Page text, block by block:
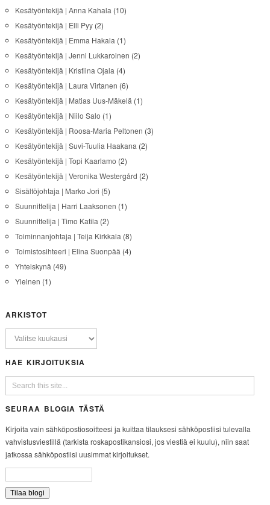
Kesätyöntekijä | Anna Kahala (10)
Kesätyöntekijä | Elli Pyy(2)
Kesätyöntekijä | Emma Hakala (1)
Kesätyöntekijä | Jenni Lukkaroinen (2)
Kesätyöntekijä | Kristiina Ojala (4)
Kesätyöntekijä | Laura Virtanen (6)
Kesätyöntekijä | Matias Uus-Mäkelä (1)
Kesätyöntekijä | Niilo Salo (1)
Kesätyöntekijä | Roosa-Maria Peltonen (3)
Kesätyöntekijä | Suvi-Tuulia Haakana (2)
Kesätyöntekijä | Topi Kaarlamo (2)
Kesätyöntekijä | Veronika Westergård (2)
Sisältöjohtaja | Marko Jori (5)
Suunnittelija | Harri Laaksonen (1)
Suunnittelija | Timo Katila (2)
Toiminnanjohtaja | Teija Kirkkala (8)
Toimistosihteeri | Elina Suonpää (4)
Yhteiskynä (49)
Yleinen (1)
ARKISTOT
HAE KIRJOITUKSIA
SEURAA BLOGIA TÄSTÄ
Kirjoita vain sähköpostiosoitteesi ja kuittaa tilauksesi sähköpostiisi tulevalla
vahvistusviestillä (tarkista roskapostikansiosi, jos viestiä ei kuulu), niin saat
jatkossa sähköpostiisi uusimmat kirjoitukset.